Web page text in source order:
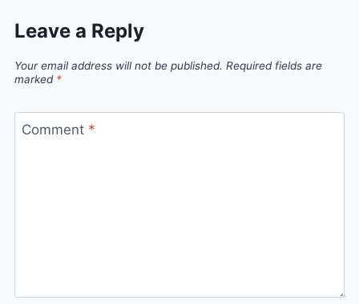
Leave a Reply
Your email address will not be published. Required fields are
marked *
Comment *